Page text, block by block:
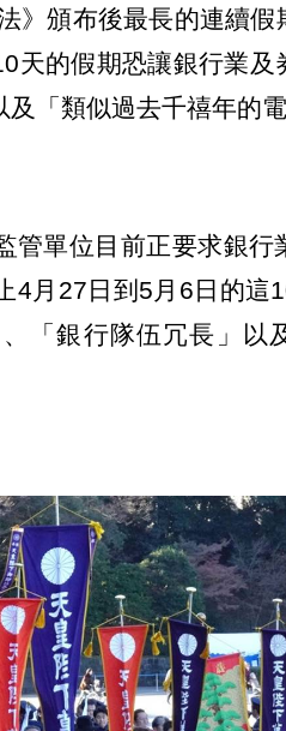
》頒布後最長的連續假
天的假期恐讓銀行業及
「類似過去千禧年的電
單位目前正要求銀行
4月27日到5月6日的這
「銀行隊伍冗長」以